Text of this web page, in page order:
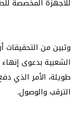
للأجهزة المخصصة
وتبين من
الشعبية بدعوى إنهاء
طويلة، الأمر الذي
الترقب والوصول.